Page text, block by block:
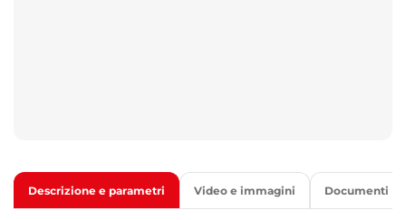
Descrizione e parametri Video e immagini Documenti